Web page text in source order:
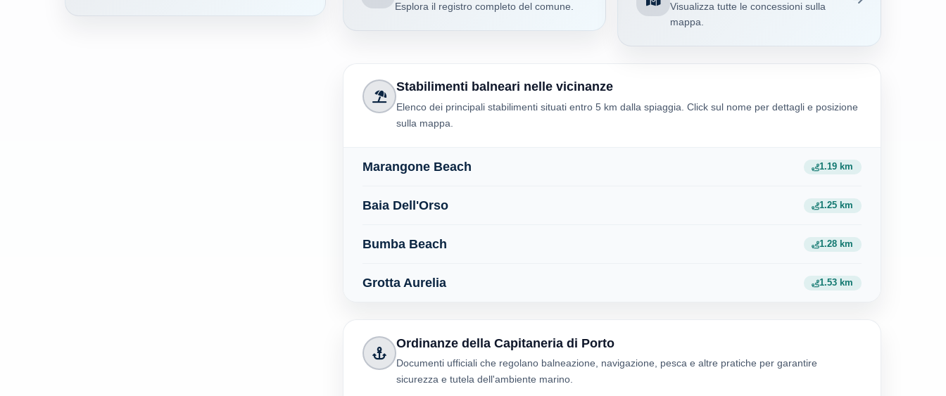
Esplora il registro completo del comune.
Visualizza tutte le concessioni sulla
mappa.
Stabilimenti balneari nelle vicinanze
Elenco dei principali stabilimenti situati entro 5 km dalla spiaggia. Click sul nome per dettagli e posizione
sulla mappa.
Marangone Beach 1.19 km
Baia Dell'Orso 1.25 km
Bumba Beach 1.28 km
Grotta Aurelia 1.53 km
Ordinanze della Capitaneria di Porto
Documenti ufficiali che regolano balneazione, navigazione, pesca e altre pratiche per garantire
sicurezza e tutela dell'ambiente marino.